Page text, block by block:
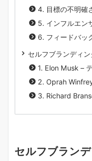
4. 目標の不明確
5. インフルエン
6. フィードバッ
セルフブランディ
1. Elon Musk –
2. Oprah
3. Richard
セルフブラン